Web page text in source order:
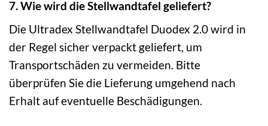
7. Wie wird die Stellwandtafel geliefert?
Die Ultradex Stellwandtafel Duodex 2.0 wird in
der Regel sicher verpackt geliefert, um
Transportschäden zu vermeiden. Bitte
überprüfen Sie die Lieferung umgehend nach
Erhalt auf eventuelle Beschädigungen.